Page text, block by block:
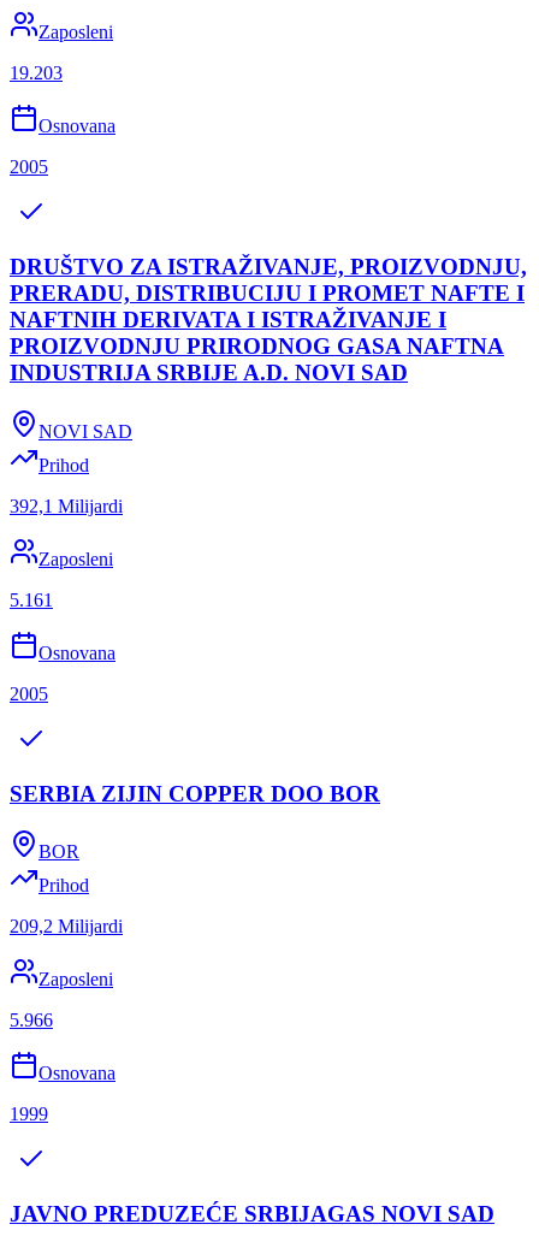
Zaposleni
19.203
Osnovana
2005
DRUŠTVO ZA ISTRAŽIVANJE, PROIZVODNJU,
PRERADU, DISTRIBUCIJU I PROMET NAFTE I
NAFTNIH DERIVATA I ISTRAŽIVANJE I
PROIZVODNJU PRIRODNOG GASA NAFTNA
INDUSTRIJA SRBIJE A.D. NOVI SAD
NOVI SAD
Prihod
392,1 Milijardi
Zaposleni
5.161
Osnovana
2005
SERBIA ZIJIN COPPER DOO BOR
BOR
Prihod
209,2 Milijardi
Zaposleni
5.966
Osnovana
1999
JAVNO PREDUZEĆE SRBIJAGAS NOVI SAD